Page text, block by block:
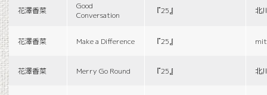
花澤香菜
Good
Conversation
『25』 北
花澤香菜 Make a Difference 『25』
花澤香菜 Merry Go Round 『25』 北